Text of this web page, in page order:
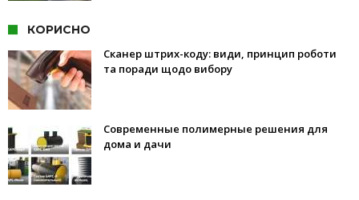
КОРИСНО
Сканер штрих-коду: види, принцип роботи
та поради щодо вибору
Современные полимерные решения для
дома и дачи